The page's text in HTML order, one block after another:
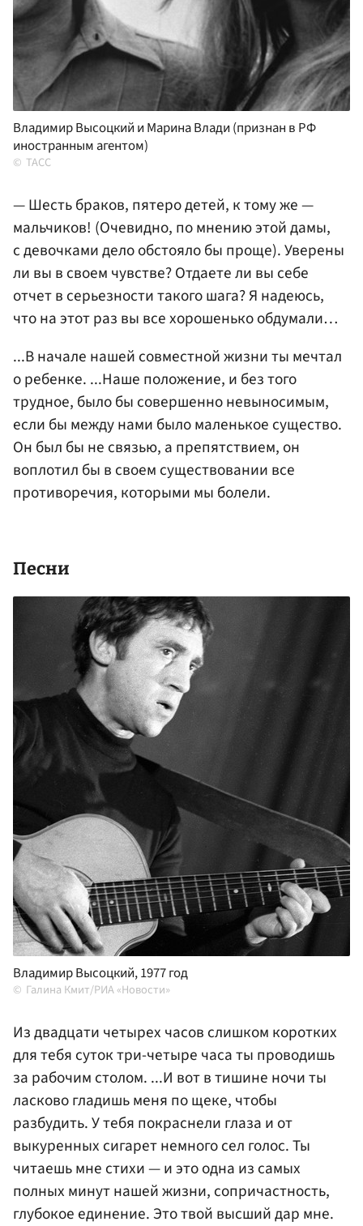
Владимир Высоцкий и Марина Влади (признан в РФ
иностранным агентом)
ТАСС
— Шесть браков, пятеро детей, к тому же —
мальчиков! (Очевидно, по мнению этой дамы,
с девочками дело обстояло бы проще). Уверены
ли вы в своем чувстве? Отдаете ли вы себе
отчет в серьезности такого шага? Я надеюсь,
что на этот раз вы все хорошенько обдумали…
...В начале нашей совместной жизни ты мечтал
о ребенке. ...Наше положение, и без того
трудное, было бы совершенно невыносимым,
если бы между нами было маленькое существо.
Он был бы не связью, а препятствием, он
воплотил бы в своем существовании все
противоречия, которыми мы болели.
Песни
Владимир Высоцкий, 1977 год
Галина Кмит/РИА «Новости»
Из двадцати четырех часов слишком коротких
для тебя суток три-четыре часа ты проводишь
за рабочим столом. ...И вот в тишине ночи ты
ласково гладишь меня по щеке, чтобы
разбудить. У тебя покраснели глаза и от
выкуренных сигарет немного сел голос. Ты
читаешь мне стихи — и это одна из самых
полных минут нашей жизни, сопричастность,
глубокое единение. Это твой высший дар мне.